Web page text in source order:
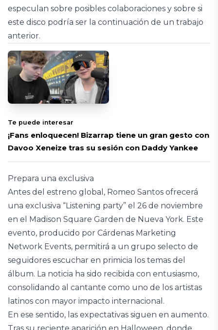
especulan sobre posibles colaboraciones y sobre si
este disco podría ser la continuación de un trabajo
anterior.
Te puede interesar
¡Fans enloquecen! Bizarrap tiene un gran gesto con
Davoo Xeneize tras su sesión con Daddy Yankee
Prepara una exclusiva
Antes del estreno global, Romeo Santos ofrecerá
una exclusiva “Listening party” el 26 de noviembre
en el Madison Square Garden de Nueva York. Este
evento, producido por Cárdenas Marketing
Network Events, permitirá a un grupo selecto de
seguidores escuchar en primicia los temas del
álbum. La noticia ha sido recibida con entusiasmo,
consolidando al cantante como uno de los artistas
latinos con mayor impacto internacional.
En ese sentido, las expectativas siguen en aumento.